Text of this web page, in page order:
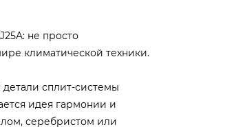
не просто
климатической техники.
сплит-системы
идея гармонии и
серебристом или